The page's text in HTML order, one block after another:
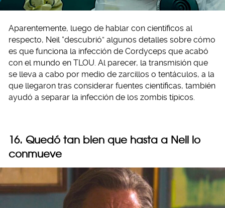
Aparentemente, luego de hablar con científicos al
respecto, Neil “descubrió” algunos detalles sobre cómo
es que funciona la infección de Cordyceps que acabó
con el mundo en TLOU. Al parecer, la transmisión que
se lleva a cabo por medio de zarcillos o tentáculos, a la
que llegaron tras considerar fuentes científicas, también
ayudó a separar la infección de los zombis típicos.
16. Quedó tan bien que hasta a Neil lo
conmueve